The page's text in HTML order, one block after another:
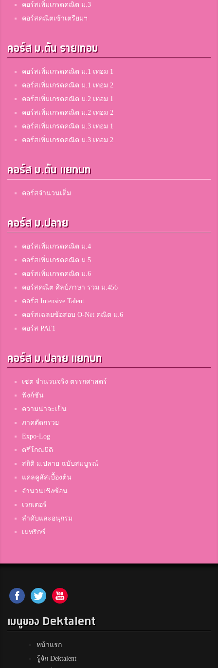
คอร์สเพิ่มเกรดคณิต ม.3
คอร์สคณิตเข้าเตรียมฯ
คอร์ส ม.ต้น รายเทอม
คอร์สเพิ่มเกรดคณิต ม.1 เทอม 1
คอร์สเพิ่มเกรดคณิต ม.1 เทอม 2
คอร์สเพิ่มเกรดคณิต ม.2 เทอม 1
คอร์สเพิ่มเกรดคณิต ม.2 เทอม 2
คอร์สเพิ่มเกรดคณิต ม.3 เทอม 1
คอร์สเพิ่มเกรดคณิต ม.3 เทอม 2
คอร์ส ม.ต้น แยกบท
คอร์สจำนวนเต็ม
คอร์ส ม.ปลาย
คอร์สเพิ่มเกรดคณิต ม.4
คอร์สเพิ่มเกรดคณิต ม.5
คอร์สเพิ่มเกรดคณิต ม.6
คอร์สคณิต ศิลป์ภาษา รวม ม.456
คอร์ส Intensive Talent
คอร์สเฉลยข้อสอบ O-Net คณิต ม.6
คอร์ส PAT1
คอร์ส ม.ปลาย แยกบท
เซต จำนวนจริง ตรรกศาสตร์
ฟังก์ชัน
ความน่าจะเป็น
ภาคตัดกรวย
Expo-Log
ตรีโกณมิติ
สถิติ ม.ปลาย ฉบับสมบูรณ์
แคลคูลัสเบื้องต้น
จำนวนเชิงซ้อน
เวกเตอร์
ลำดับและอนุกรม
เมทริกซ์
เมนูของ Dektalent
หน้าแรก
รู้จัก Dektalent